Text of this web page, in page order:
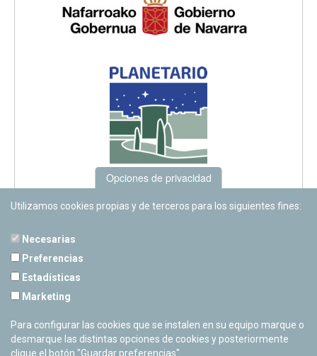
Cerrado Temporalmente
Opciones de privacidad
Utilizamos cookies propias y de terceros para los siguientes fines:
Necesarias
Preferencias
Estadísticas
Marketing
Para configurar las cookies que se instalen en su equipo marque o
desmarque las distintas opciones de cookies y posteriormente
clique el botón "Guardar preferencias".